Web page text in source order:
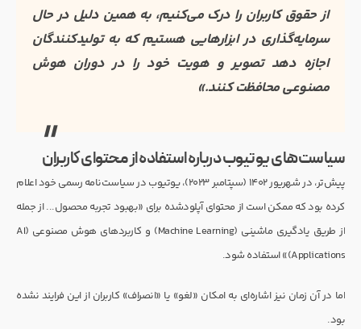
از حقوق کاربران را درک می‌کنیم، به همین دلیل در حال
سرمایه‌گذاری در ابزارهایی هستیم که به تولیدکنندگان
اجازه دهد تصویر و هویت خود را در دوران هوش
مصنوعی محافظت کنند.»
سیاست‌های یوتیوب درباره استفاده از محتوای کاربران
پیش‌تر، در شهریور ۱۴۰۲ (سپتامبر ۲۰۲۳)، یوتیوب در سیاست‌نامه رسمی خود اعلام
کرده بود که ممکن است از محتوای آپلودشده برای «بهبود تجربه محصول... از جمله
از طریق یادگیری ماشینی (Machine Learning) و کاربردهای هوش مصنوعی (AI
Applications)» استفاده شود.
اما در آن زمان نیز اشاره‌ای به امکان «لغو» یا «انصراف» کاربران از این فرایند نشده
بود.